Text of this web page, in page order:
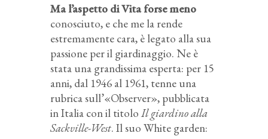
Ma l’aspetto di Vita forse meno
conosciuto, e che me la rende
estremamente cara, è legato alla sua
passione per il giardinaggio. Ne è
stata una grandissima esperta: per 15
anni, dal 1946 al 1961, tenne una
rubrica sull’«Observer», pubblicata
in Italia con il titolo Il giardino alla
Sackville-West. Il suo White garden: